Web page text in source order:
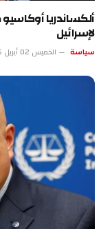
ألكساندريا
لإسرائيل
سياسة الخميس 02 أبريل 8:15 م